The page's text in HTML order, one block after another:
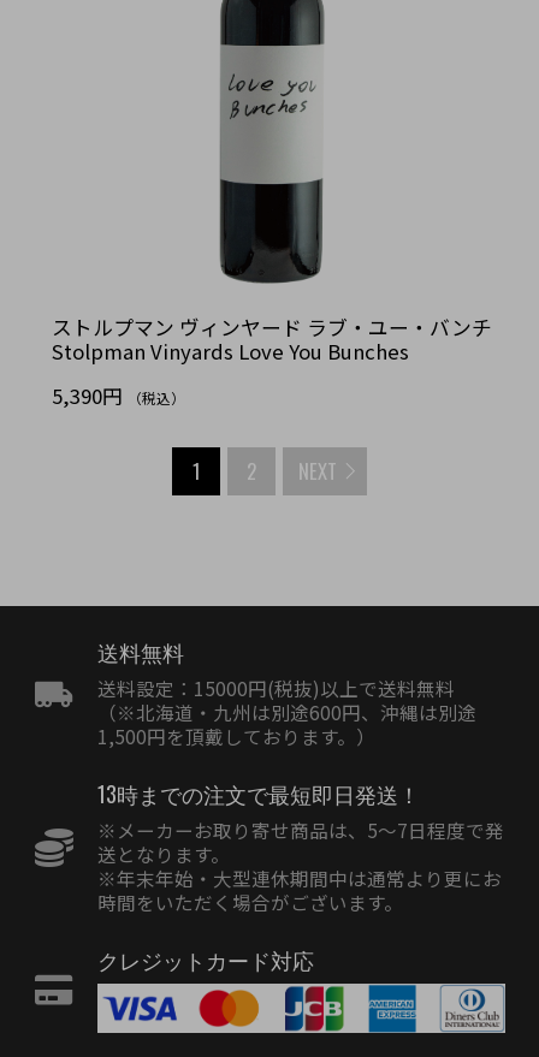
ストルプマン ヴィンヤード ラブ・ユー・バンチ
Stolpman Vinyards Love You Bunches
5,390円
（税込）
1 2 NEXT
送料無料
送料設定：15000円(税抜)以上で送料無料
（※北海道・九州は別途600円、沖縄は別途
1,500円を頂戴しております。）
13時までの注文で最短即日発送！
※メーカーお取り寄せ商品は、5〜7日程度で発
送となります。
※年末年始・大型連休期間中は通常より更にお
時間をいただく場合がございます。
クレジットカード対応